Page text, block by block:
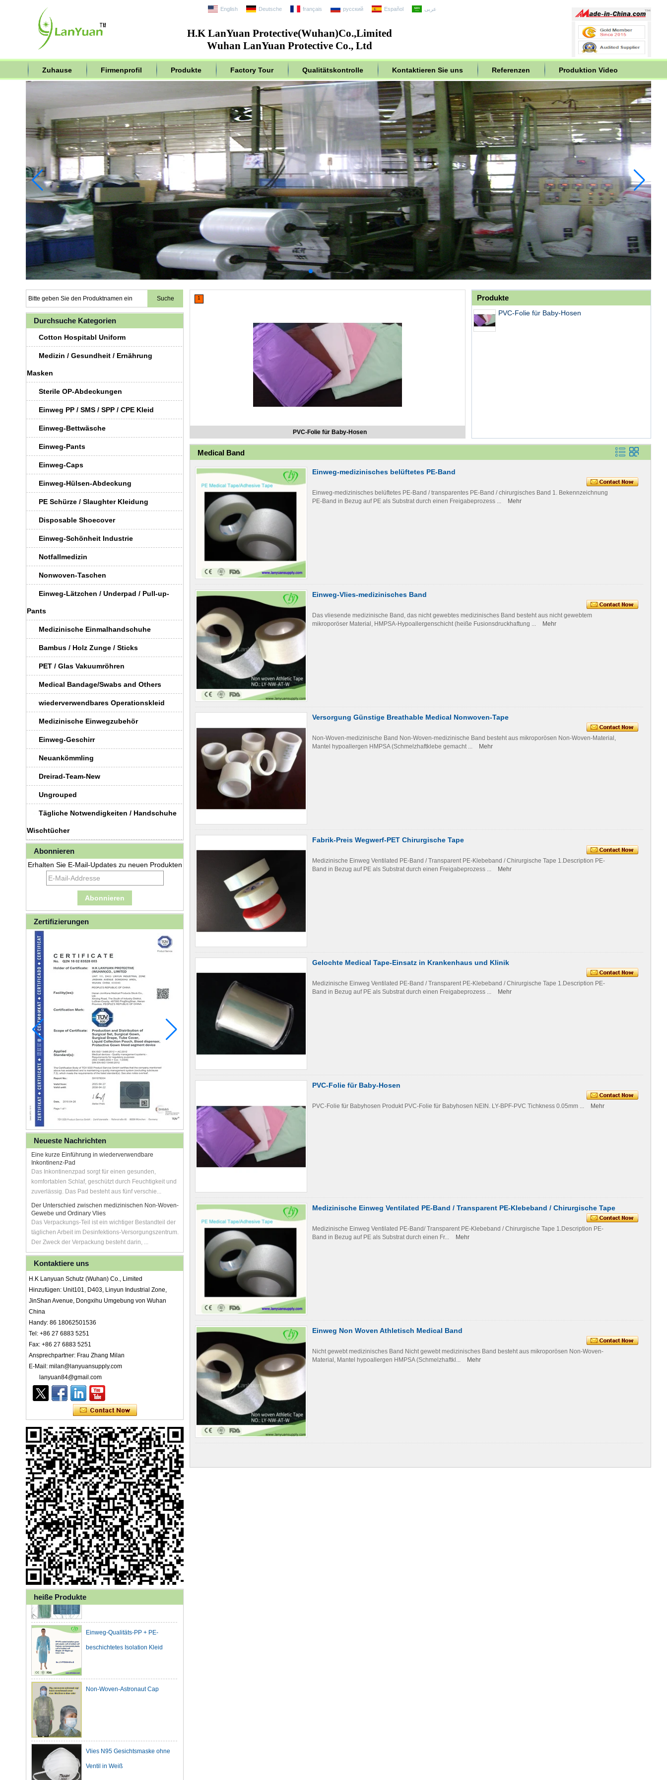
H.K LanYuan Protective(Wuhan)Co.,Limited
Wuhan LanYuan Protective Co., Ltd
English Deutsche français русский Español عربى
Zuhause Firmenprofil Produkte Factory Tour Qualitätskontrolle Kontaktieren Sie uns Referenzen Produktion Video
Durchsuche Kategorien
Cotton Hospitabl Uniform
Medizin / Gesundheit / Ernährung
Masken
Sterile OP-Abdeckungen
Einweg PP / SMS / SPP / CPE Kleid
Einweg-Bettwäsche
Einweg-Pants
Einweg-Caps
Einweg-Hülsen-Abdeckung
PE Schürze / Slaughter Kleidung
Disposable Shoecover
Einweg-Schönheit Industrie
Notfallmedizin
Nonwoven-Taschen
Einweg-Lätzchen / Underpad / Pull-up-
Pants
Medizinische Einmalhandschuhe
Bambus / Holz Zunge / Sticks
PET / Glas Vakuumröhren
Medical Bandage/Swabs and Others
wiederverwendbares Operationskleid
Medizinische Einwegzubehör
Einweg-Geschirr
Neuankömmling
Dreirad-Team-New
Ungrouped
Tägliche Notwendigkeiten / Handschuhe
Wischtücher
Abonnieren
Erhalten Sie E-Mail-Updates zu neuen Produkten
Zertifizierungen
Neueste Nachrichten
Eine kurze Einführung in wiederverwendbare
Inkontinenz-Pad
Das Inkontinenzpad sorgt für einen gesunden,
komfortablen Schlaf, geschützt durch Feuchtigkeit und
zuverlässig. Das Pad besteht aus fünf verschie...
Der Unterschied zwischen medizinischen Non-Woven-
Gewebe und Ordinary Vlies
Das Verpackungs-Teil ist ein wichtiger Bestandteil der
täglichen Arbeit im Desinfektions-Versorgungszentrum.
Der Zweck der Verpackung besteht darin, ...
Kontaktiere uns
H.K Lanyuan Schutz (Wuhan) Co., Limited
Hinzufügen: Unit101, D403, Linyun Industrial Zone,
JinShan Avenue, Dongxihu Umgebung von Wuhan
China
Handy: 86 18062501536
Tel: +86 27 6883 5251
Fax: +86 27 6883 5251
Ansprechpartner: Frau Zhang Milan
E-Mail: milan@lanyuansupply.com
lanyuan84@gmail.com
heiße Produkte
Ly 3-Ply Ear Loop Einweg-
Gesichtsmaske für die
Gesundheitsfürsorge
beschichtetes Isolation Kleid
Ventil in Weiß
1
PVC-Folie für Baby-Hosen
Produkte
PVC-Folie für Baby-Hosen
Medical Band
Einweg-medizinisches belüftetes PE-Band
Einweg-medizinisches belüftetes PE-Band / transparentes PE-Band / chirurgisches Band 1. Bekennzeichnung
PE-Band in Bezug auf PE als Substrat durch einen Freigabeprozess ...
Mehr
Einweg-Vlies-medizinisches Band
Das vliesende medizinische Band, das nicht gewebtes medizinisches Band besteht aus nicht gewebtem
mikroporöser Material, HMPSA-Hypoallergenschicht (heiße Fusionsdruckhaftung ...
Mehr
Versorgung Günstige Breathable Medical Nonwoven-Tape
Non-Woven-medizinische Band Non-Woven-medizinische Band besteht aus mikroporösen Non-Woven-Material,
Mantel hypoallergen HMPSA (Schmelzhaftklebe gemacht ...
Mehr
Fabrik-Preis Wegwerf-PET Chirurgische Tape
Medizinische Einweg Ventilated PE-Band / Transparent PE-Klebeband / Chirurgische Tape 1.Description PE-
Band in Bezug auf PE als Substrat durch einen Freigabeprozess ...
Mehr
Gelochte Medical Tape-Einsatz in Krankenhaus und Klinik
Medizinische Einweg Ventilated PE-Band / Transparent PE-Klebeband / Chirurgische Tape 1.Description PE-
Band in Bezug auf PE als Substrat durch einen Freigabeprozess ...
Mehr
PVC-Folie für Baby-Hosen
PVC-Folie für Babyhosen Produkt PVC-Folie für Babyhosen NEIN. LY-BPF-PVC Tichkness 0.05mm ... Mehr
Medizinische Einweg Ventilated PE-Band / Transparent PE-Klebeband / Chirurgische Tape
Medizinische Einweg Ventilated PE-Band/ Transparent PE-Klebeband / Chirurgische Tape 1.Description PE-
Band in Bezug auf PE als Substrat durch einen Fr...
Mehr
Einweg Non Woven Athletisch Medical Band
Nicht gewebt medizinisches Band Nicht gewebt medizinisches Band besteht aus mikroporösen Non-Woven-
Material, Mantel hypoallergen HMPSA (Schmelzhaftkl...
Mehr